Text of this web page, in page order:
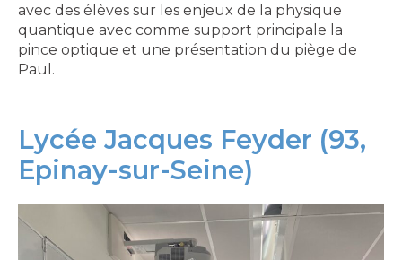
avec des élèves sur les enjeux de la physique
quantique avec comme support principale la
pince optique et une présentation du piège de
Paul.
Lycée Jacques Feyder (93,
Epinay-sur-Seine)